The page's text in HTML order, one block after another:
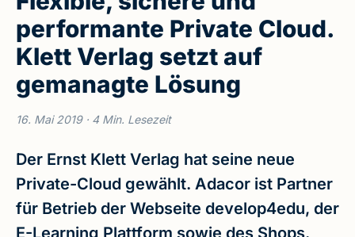
performante Private Cloud.
Klett Verlag setzt auf
gemanagte Lösung
16. Mai 2019· 4 Min. Lesezeit
Der Ernst Klett Verlag hat seine neue
Private-Cloud gewählt. Adacor ist Partner
für Betrieb der Webseite develop4edu, der
E-Learning Plattform sowie des Shops.